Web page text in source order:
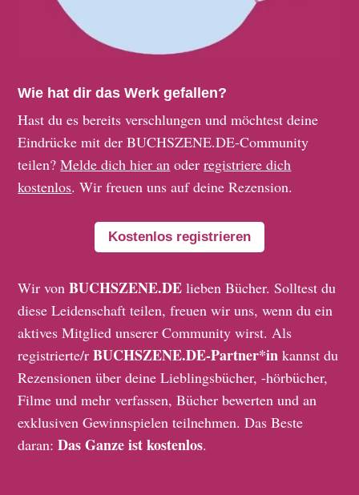
Wie hat dir das Werk gefallen?
Hast du es bereits verschlungen und möchtest deine
Eindrücke mit der BUCHSZENE.DE-Community
teilen?Melde dich hier an oderregistriere dich
kostenlos. Wir freuen uns auf deine Rezension.
Kostenlos registrieren
Wir vonBUCHSZENE.DE lieben Bücher. Solltest du
diese Leidenschaft teilen, freuen wir uns, wenn du ein
aktives Mitglied unserer Community wirst. Als
registrierte/rBUCHSZENE.DE-Partner*in kannst du
Rezensionen über deine Lieblingsbücher, -hörbücher,
Filme und mehr verfassen, Bücher bewerten und an
exklusiven Gewinnspielen teilnehmen. Das Beste
daran:Das Ganze ist kostenlos.